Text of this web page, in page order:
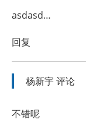
asdasd…
回复
杨新宇评论
不错呢